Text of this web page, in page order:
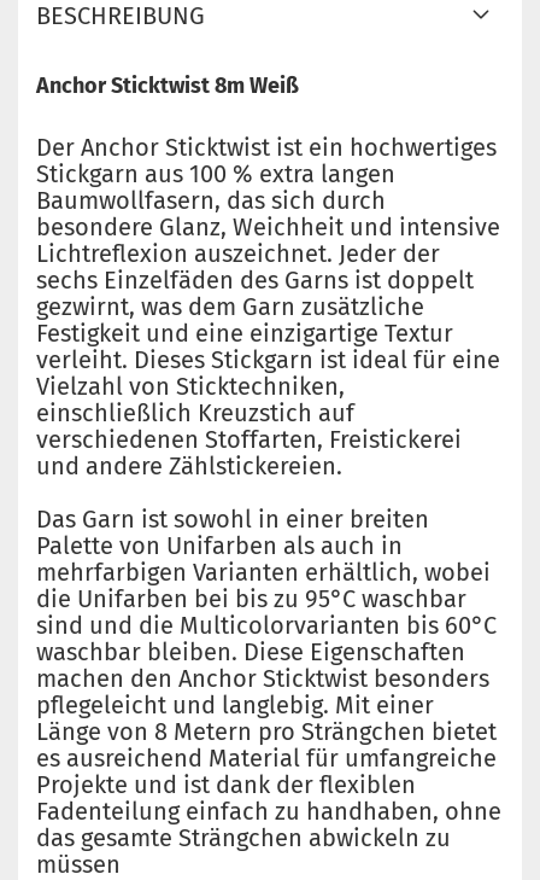
BESCHREIBUNG
Anchor Sticktwist 8m Weiß
Der Anchor Sticktwist ist ein hochwertiges
Stickgarn aus 100 % extra langen
Baumwollfasern, das sich durch
besondere Glanz, Weichheit und intensive
Lichtreflexion auszeichnet. Jeder der
sechs Einzelfäden des Garns ist doppelt
gezwirnt, was dem Garn zusätzliche
Festigkeit und eine einzigartige Textur
verleiht. Dieses Stickgarn ist ideal für eine
Vielzahl von Sticktechniken,
einschließlich Kreuzstich auf
verschiedenen Stoffarten, Freistickerei
und andere Zählstickereien.
Das Garn ist sowohl in einer breiten
Palette von Unifarben als auch in
mehrfarbigen Varianten erhältlich, wobei
die Unifarben bei bis zu 95°C waschbar
sind und die Multicolorvarianten bis 60°C
waschbar bleiben. Diese Eigenschaften
machen den Anchor Sticktwist besonders
pflegeleicht und langlebig. Mit einer
Länge von 8 Metern pro Strängchen bietet
es ausreichend Material für umfangreiche
Projekte und ist dank der flexiblen
Fadenteilung einfach zu handhaben, ohne
das gesamte Strängchen abwickeln zu
müssen